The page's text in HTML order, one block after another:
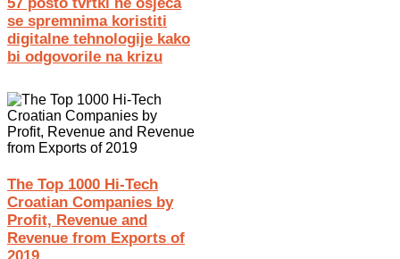
se spremnima koristiti
digitalne tehnologije kako
bi odgovorile na krizu
The Top 1000 Hi-Tech
Croatian Companies by
Profit, Revenue and
Revenue from Exports of